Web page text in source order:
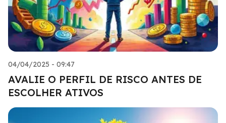
04/04/2025 - 09:47
AVALIE O PERFIL DE RISCO ANTES DE
ESCOLHER ATIVOS